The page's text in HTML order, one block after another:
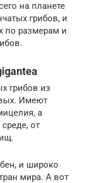
на планете
грибов, и
по размерам и
грибов из
Имеют
а
от
и широко
мира. А вот